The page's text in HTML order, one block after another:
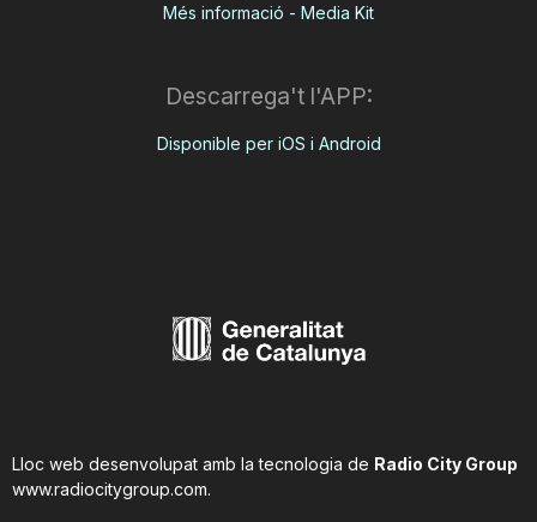
Més informació - Media Kit
Descarrega't l'APP:
Disponible per iOS i Android
Lloc web desenvolupat amb la tecnologia de Radio City Group
www.radiocitygroup.com.